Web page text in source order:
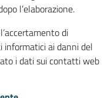
l’elaborazione.
di
informatici ai danni del
i dati sui contatti web